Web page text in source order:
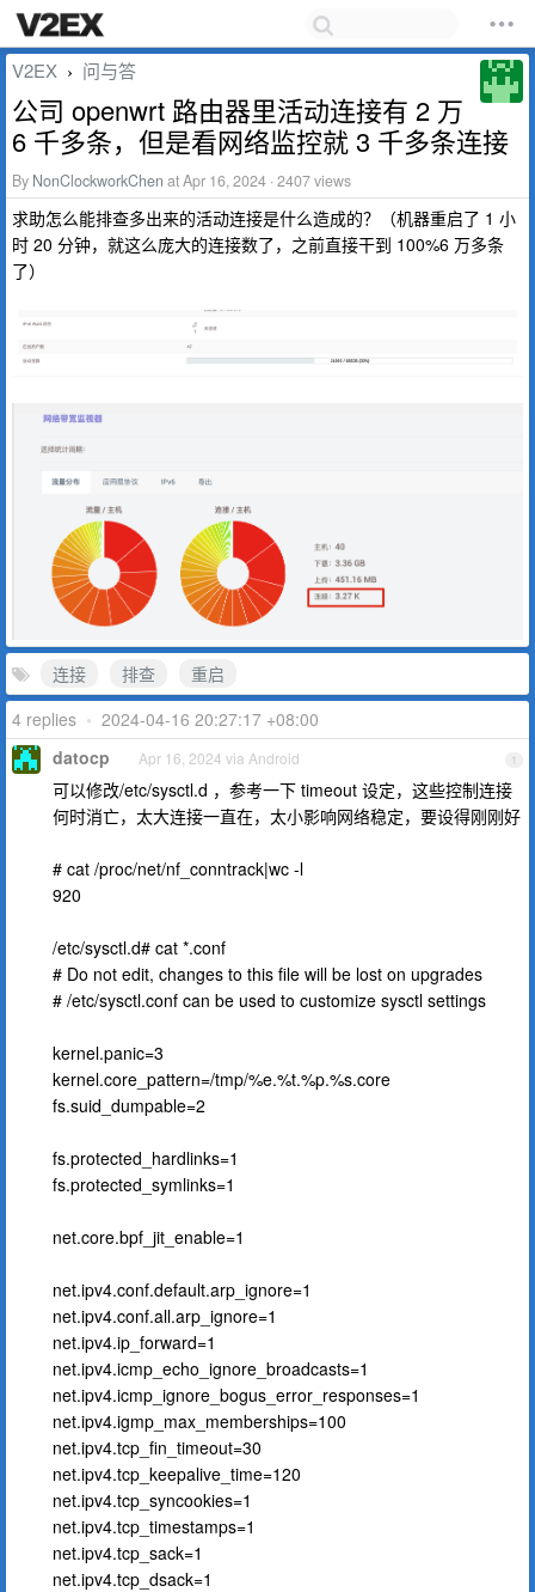
V2EX › 问与答
公司 openwrt 路由器里活动连接有 2 万
6 千多条，但是看网络监控就 3 千多条连接
By NonClockworkChen at Apr 16, 2024 · 2407 views
求助怎么能排查多出来的活动连接是什么造成的？（机器重启了 1 小
时 20 分钟，就这么庞大的连接数了，之前直接干到 100%6 万多条
了）
连接 排查
重启
4 replies • 2024-04-16 20:27:17 +08:00
1
datocp Apr 16, 2024 via Android
可以修改/etc/sysctl.d ，参考一下 timeout 设定，这些控制连接
何时消亡，太大连接一直在，太小影响网络稳定，要设得刚刚好
# cat /proc/net/nf_conntrack|wc -l
920
/etc/sysctl.d# cat *.conf
# Do not edit, changes to this file will be lost on upgrades
# /etc/sysctl.conf can be used to customize sysctl settings
kernel.panic=3
kernel.core_pattern=/tmp/%e.%t.%p.%s.core
fs.suid_dumpable=2
fs.protected_hardlinks=1
fs.protected_symlinks=1
net.core.bpf_jit_enable=1
net.ipv4.conf.default.arp_ignore=1
net.ipv4.conf.all.arp_ignore=1
net.ipv4.ip_forward=1
net.ipv4.icmp_echo_ignore_broadcasts=1
net.ipv4.icmp_ignore_bogus_error_responses=1
net.ipv4.igmp_max_memberships=100
net.ipv4.tcp_fin_timeout=30
net.ipv4.tcp_keepalive_time=120
net.ipv4.tcp_syncookies=1
net.ipv4.tcp_timestamps=1
net.ipv4.tcp_sack=1
net.ipv4.tcp_dsack=1